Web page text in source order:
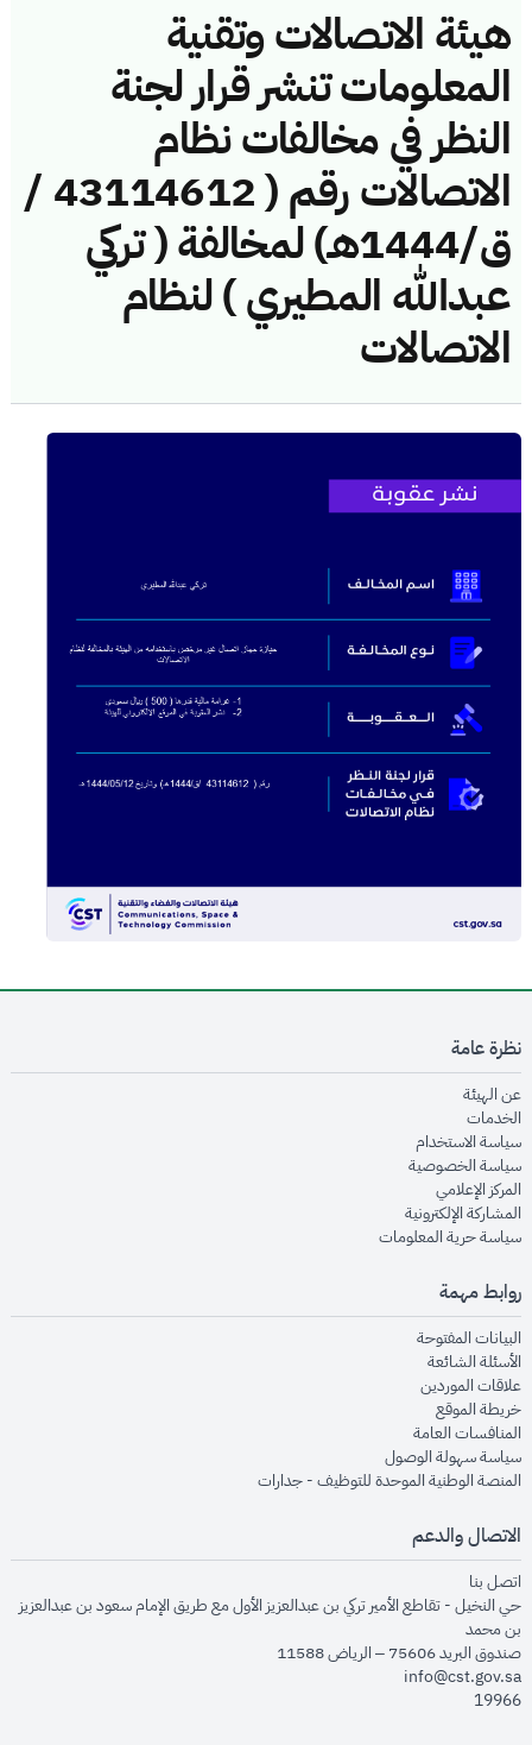
هيئة الاتصالات وتقنية
المعلومات تنشر قرار لجنة
النظر في مخالفات نظام
الاتصالات رقم ( 43114612 /
ق/1444هـ) لمخالفة ( تركي
عبدالله المطيري ) لنظام
الاتصالات
نظرة عامة
عن الهيئةopens in new window
الخدماتopens in new window
سياسة الاستخدام
سياسة الخصوصيةopens in new window
المركز الإعلاميopens in new window
المشاركة الإلكترونيةopens in new window
سياسة حرية المعلوماتopens in new window
روابط مهمة
البيانات المفتوحةopens in new window
الأسئلة الشائعةopens in new window
علاقات الموردينopens in new window
خريطة الموقعopens in new window
المنافسات العامةopens in new window
سياسة سهولة الوصولopens in new window
المنصة الوطنية الموحدة للتوظيف - جداراتopens in new window
الاتصال والدعم
اتصل بنا
حي النخيل - تقاطع الأمير تركي بن عبدالعزيز الأول مع طريق الإمام سعود بن عبدالعزيز
بن محمد
صندوق البريد 75606 – الرياض 11588
info@cst.gov.sa
19966